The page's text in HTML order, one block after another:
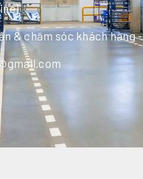
& chăm sóc khách hàng